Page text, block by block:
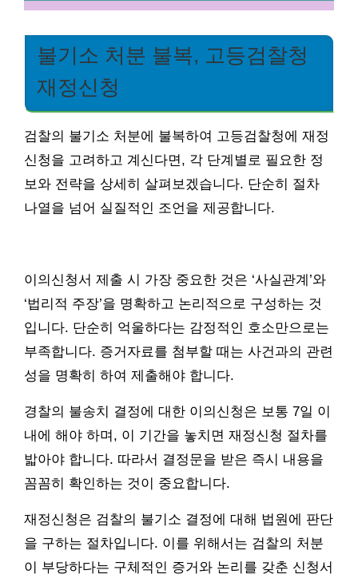
불기소 처분 불복, 고등검찰청
재정신청
검찰의 불기소 처분에 불복하여 고등검찰청에 재정
신청을 고려하고 계신다면, 각 단계별로 필요한 정
보와 전략을 상세히 살펴보겠습니다. 단순히 절차
나열을 넘어 실질적인 조언을 제공합니다.
이의신청서 제출 시 가장 중요한 것은 ‘사실관계’와
‘법리적 주장’을 명확하고 논리적으로 구성하는 것
입니다. 단순히 억울하다는 감정적인 호소만으로는
부족합니다. 증거자료를 첨부할 때는 사건과의 관련
성을 명확히 하여 제출해야 합니다.
경찰의 불송치 결정에 대한 이의신청은 보통 7일 이
내에 해야 하며, 이 기간을 놓치면 재정신청 절차를
밟아야 합니다. 따라서 결정문을 받은 즉시 내용을
꼼꼼히 확인하는 것이 중요합니다.
재정신청은 검찰의 불기소 결정에 대해 법원에 판단
을 구하는 절차입니다. 이를 위해서는 검찰의 처분
이 부당하다는 구체적인 증거와 논리를 갖춘 신청서